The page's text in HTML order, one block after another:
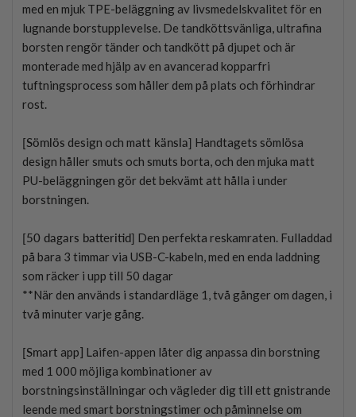
med en mjuk TPE-beläggning av livsmedelskvalitet för en
lugnande borstupplevelse. De tandköttsvänliga, ultrafina
borsten rengör tänder och tandkött på djupet och är
monterade med hjälp av en avancerad kopparfri
tuftningsprocess som håller dem på plats och förhindrar
rost.
[Sömlös design och matt känsla] Handtagets sömlösa
design håller smuts och smuts borta, och den mjuka matt
PU-beläggningen gör det bekvämt att hålla i under
borstningen.
[50 dagars batteritid] Den perfekta reskamraten. Fulladdad
på bara 3 timmar via USB-C-kabeln, med en enda laddning
som räcker i upp till 50 dagar
**När den används i standardläge 1, två gånger om dagen, i
två minuter varje gång.
[Smart app] Laifen-appen låter dig anpassa din borstning
med 1 000 möjliga kombinationer av
borstningsinställningar och vägleder dig till ett gnistrande
leende med smart borstningstimer och påminnelse om